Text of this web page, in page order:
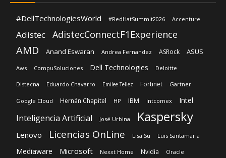
#DellTechnologiesWorld #RedHatSummit2026 Accenture
Adistec AdistecConnectF1Experience
AMD Anand Eswaran Andrea Fernandez ASRock ASUS
Aws CompuSoluciones Dell Technologies Deloitte
Distecna Eduardo Chavarro Emilee Tellez Fortinet Gartner
Google Cloud Hernán Chapitel HP IBM Intcomex Intel
Inteligencia Artificial José Urbina Kaspersky
Lenovo Licencias OnLine Lisa Su Luis Santamaria
Mediaware Microsoft Nexxt Home Nvidia Oracle